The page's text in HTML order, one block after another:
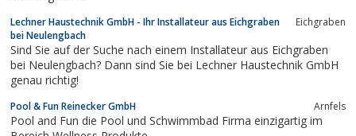
Lechner Haustechnik GmbH - Ihr Installateur aus Eichgraben
bei Neulengbach
Eichgraben
Sind Sie auf der Suche nach einem Installateur aus Eichgraben
bei Neulengbach? Dann sind Sie bei Lechner Haustechnik GmbH
genau richtig!
Pool & Fun Reinecker GmbH Arnfels
Pool and Fun die Pool und Schwimmbad Firma einzigartig im